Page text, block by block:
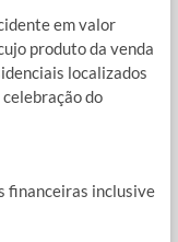
em valor
produto da venda
localizados
do
financeiras inclusive